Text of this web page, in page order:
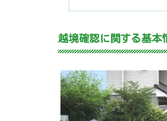
越境確認に関する基本